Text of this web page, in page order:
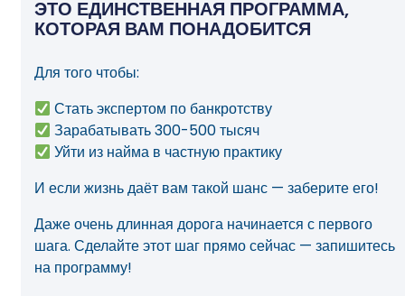
ЭТО ЕДИНСТВЕННАЯ ПРОГРАММА,
КОТОРАЯ ВАМ ПОНАДОБИТСЯ
Для того чтобы:
Стать экспертом по банкротству
Зарабатывать 300-500 тысяч
Уйти из найма в частную практику
И если жизнь даёт вам такой шанс — заберите его!
Даже очень длинная дорога начинается с первого
шага. Сделайте этот шаг прямо сейчас — запишитесь
на программу!